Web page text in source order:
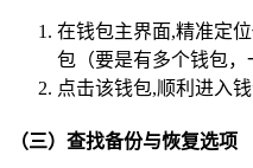
在钱包主界面,精准定
包（要是有多个钱包，
点击该钱包,顺利进入
（三）查找备份与恢复选项